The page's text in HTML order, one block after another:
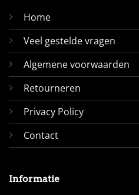
Home
Veel gestelde vragen
Algemene voorwaarden
Retourneren
Privacy Policy
Contact
Informatie